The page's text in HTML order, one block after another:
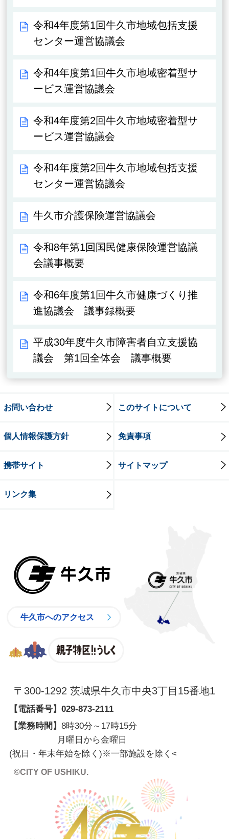
令和4年度第1回牛久市地域包括支援
センター運営協議会
令和4年度第1回牛久市地域密着型サ
ービス運営協議会
令和4年度第2回牛久市地域密着型サ
ービス運営協議会
令和4年度第2回牛久市地域包括支援
センター運営協議会
牛久市介護保険運営協議会
令和8年第1回国民健康保険運営協議
会議事概要
令和6年度第1回牛久市健康づくり推
進協議会 議事録概要
平成30年度牛久市障害者自立支援協
議会 第1回全体会 議事概要
お問い合わせ このサイトについて
個人情報保護方針 免責事項
携帯サイト サイトマップ
リンク集
牛久市へのアクセス
〒300-1292 茨城県牛久市中央3丁目15番地1
【電話番号】 029-873-2111
【業務時間】 8時30分～17時15分
月曜日から金曜日
(祝日・年末年始を除く)※一部施設を除く <
©CITY OF USHIKU.